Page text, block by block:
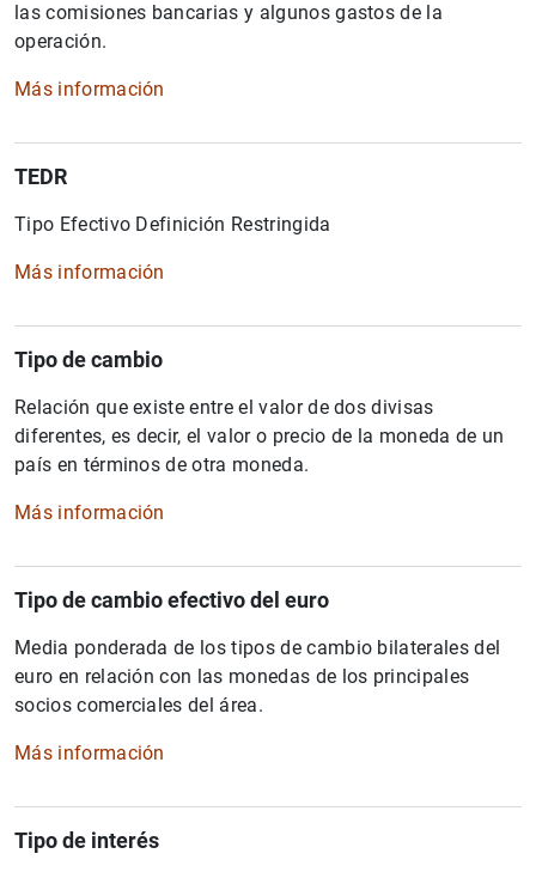
las comisiones bancarias y algunos gastos de la
operación.
Más información
TEDR
Tipo Efectivo Definición Restringida
Más información
Tipo de cambio
Relación que existe entre el valor de dos divisas
diferentes, es decir, el valor o precio de la moneda de un
país en términos de otra moneda.
Más información
Tipo de cambio efectivo del euro
Media ponderada de los tipos de cambio bilaterales del
euro en relación con las monedas de los principales
socios comerciales del área.
Más información
Tipo de interés